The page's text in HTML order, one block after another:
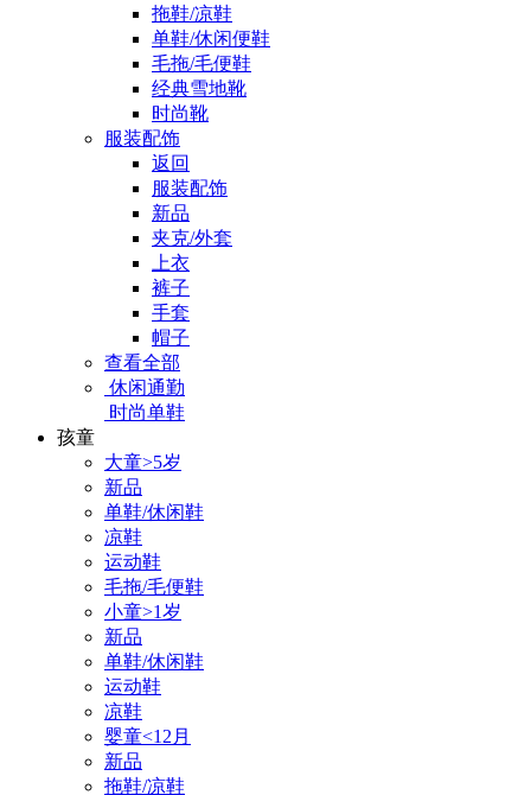
拖鞋/凉鞋
单鞋/休闲便鞋
毛拖/毛便鞋
经典雪地靴
时尚靴
服装配饰
返回
服装配饰
新品
夹克/外套
上衣
裤子
手套
帽子
查看全部
休闲通勤
时尚单鞋
孩童
大童>5岁
新品
单鞋/休闲鞋
凉鞋
运动鞋
毛拖/毛便鞋
小童>1岁
新品
单鞋/休闲鞋
运动鞋
凉鞋
婴童<12月
新品
拖鞋/凉鞋